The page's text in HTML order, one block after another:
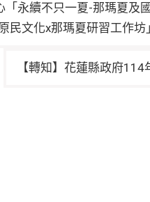
永續不只一夏-那瑪夏及
文化x那瑪夏研習工作坊
【轉知】花蓮縣政府